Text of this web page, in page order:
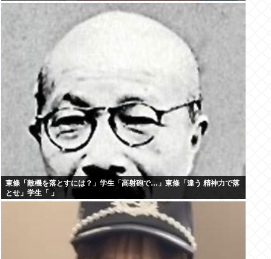
東條「敵機を落とすには？」学生「高射砲で…」東條「違う 精神力で落
とせ」学生「 」